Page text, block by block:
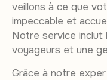
veillons à ce que
impeccable et
Notre service inclut
voyageurs et une
Grâce à notre